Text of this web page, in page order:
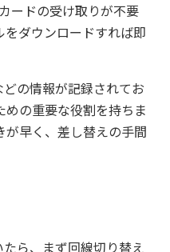
ードの受け取りが不要
ダウンロードすれば即
の情報が記録されてお
めの重要な役割を持ちま
が早く、差し替えの手間
ら、まず回線切り替え